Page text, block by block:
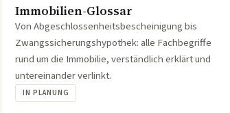
Immobilien-Glossar
Von Abgeschlossenheitsbescheinigung bis
Zwangssicherungshypothek: alle Fachbegriffe
rund um die Immobilie, verständlich erklärt und
untereinander verlinkt.
IN PLANUNG